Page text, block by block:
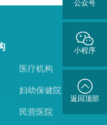
医疗机构
妇幼保健院
民营医院
公众号
小程序
返回顶部